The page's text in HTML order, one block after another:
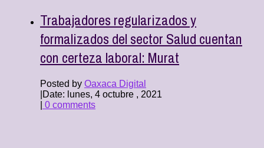
Trabajadores regularizados y
formalizados del sector Salud cuentan
con certeza laboral: Murat
Posted by Oaxaca Digital
Date: lunes, 4 octubre , 2021
0 comments